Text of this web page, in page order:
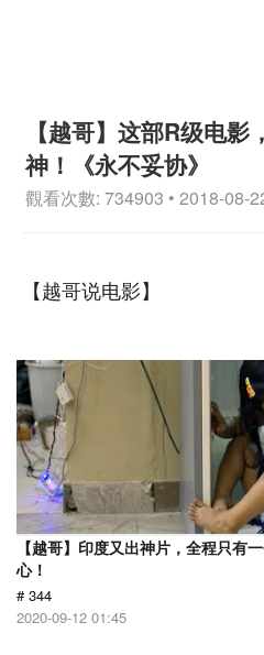
【越哥】这部R级电
神！《永不妥协》
觀看次數: 734903 • 2018-08-
【越哥说电影】
【越哥】印度又出神片，全程只有
心！
# 344
2020-09-12 01:45